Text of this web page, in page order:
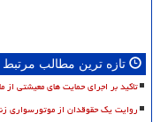
تازه ترین مطالب مرتبط
تاکید بر اجرای حمایت های معیشتی از
روایت یک حقوقدان از موتورسواری